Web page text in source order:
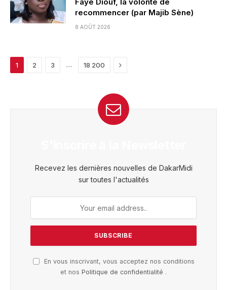
recommencer (par Majib Sène)
8 AOÛT 2026
1 2 3 … 18 200 Next
Recevez les dernières nouvelles de DakarMidi
sur toutes l'actualités
En vous inscrivant, vous acceptez nos conditions
et nos Politique de confidentialité .